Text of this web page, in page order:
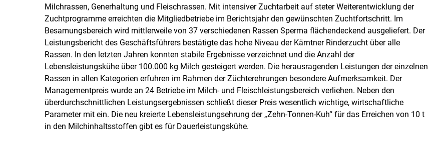
Skip to main content
Milchrassen, Generhaltung und Fleischrassen. Mit intensiver Zuchtarbeit auf steter Weiterentwicklung der
Zuchtprogramme erreichten die Mitgliedbetriebe im Berichtsjahr den gewünschten Zuchtfortschritt. Im
Besamungsbereich wird mittlerweile von 37 verschiedenen Rassen Sperma flächendeckend ausgeliefert. Der
Leistungsbericht des Geschäftsführers bestätigte das hohe Niveau der Kärntner Rinderzucht über alle
Rassen. In den letzten Jahren konnten stabile Ergebnisse verzeichnet und die Anzahl der
Lebensleistungskühe über 100.000 kg Milch gesteigert werden. Die herausragenden Leistungen der einzelnen
Rassen in allen Kategorien erfuhren im Rahmen der Züchterehrungen besondere Aufmerksamkeit. Der
Managementpreis wurde an 24 Betriebe im Milch- und Fleischleistungsbereich verliehen. Neben den
überdurchschnittlichen Leistungsergebnissen schließt dieser Preis wesentlich wichtige, wirtschaftliche
Parameter mit ein. Die neu kreierte Lebensleistungsehrung der „Zehn-Tonnen-Kuh“ für das Erreichen von 10 t
in den Milchinhaltsstoffen gibt es für Dauerleistungskühe.